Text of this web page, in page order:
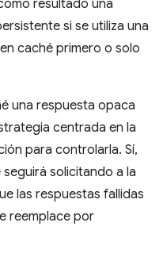
resultado una
si se utiliza una
caché primero o solo
una respuesta opaca
centrada en la
para controlarla. Sí,
solicitando a la
las respuestas fallidas
reemplace por